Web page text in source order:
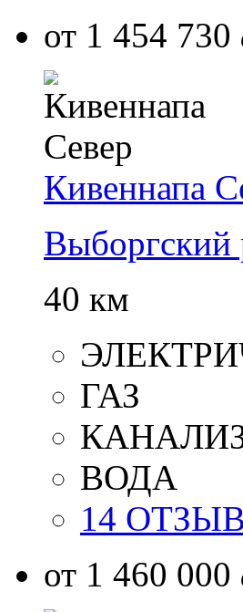
от 1 454 730
Кивеннапа
Выборгский
40 км
ГАЗ
ВОДА
14
от 1 460 000